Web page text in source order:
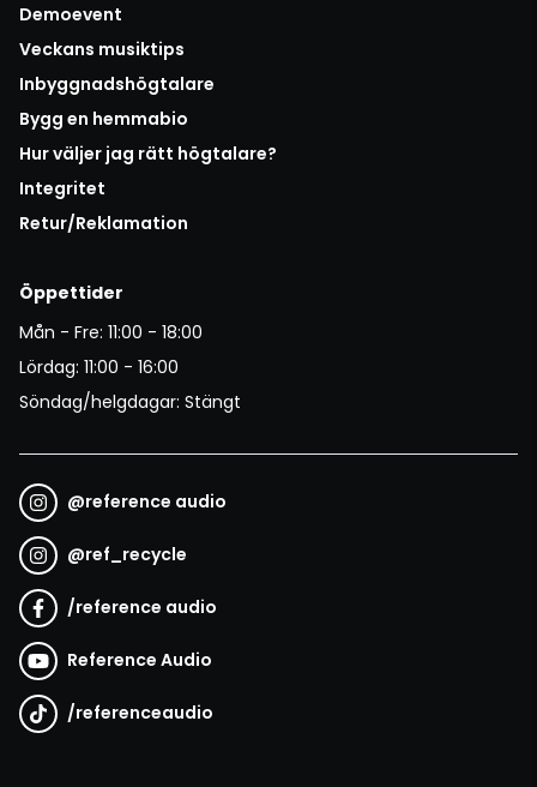
Demoevent
Veckans musiktips
Inbyggnadshögtalare
Bygg en hemmabio
Hur väljer jag rätt högtalare?
Integritet
Retur/Reklamation
Öppettider
Mån - Fre: 11:00 - 18:00
Lördag: 11:00 - 16:00
Söndag/helgdagar: Stängt
@reference audio
@ref_recycle
/reference audio
Reference Audio
/referenceaudio